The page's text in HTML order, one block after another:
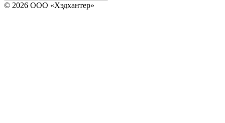
© 2026 ООО «Хэдхантер»